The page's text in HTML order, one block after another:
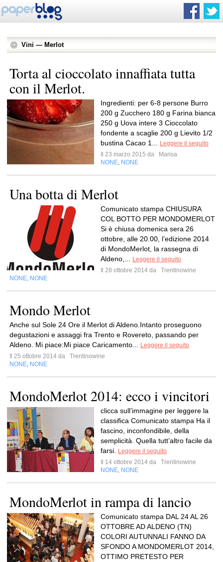
Vini — Merlot
Torta al cioccolato innaffiata tutta
con il Merlot.
Ingredienti: per 6-8 persone Burro
200 g Zucchero 180 g Farina bianca
250 g Uova intere 3 Cioccolato
fondente a scaglie 200 g Lievito 1/2
bustina Cacao 1...
Leggere il seguito
Il 23 marzo 2015 da
Marisa
NONE NONE
Una botta di Merlot
Comunicato stampa CHIUSURA
COL BOTTO PER MONDOMERLOT
Si è chiusa domenica sera 26
ottobre, alle 20.00, l’edizione 2014
di MondoMerlot, la rassegna di
Aldeno,...
Leggere il seguito
Il 28 ottobre 2014 da
Trentinowine
NONE NONE
Mondo Merlot
Anche sul Sole 24 Ore il Merlot di Aldeno.Intanto proseguono
degustazioni e assaggi fra Trento e Rovereto, passando per
Aldeno. Mi piace:Mi piace Caricamento...
Leggere il seguito
Il 25 ottobre 2014 da
Trentinowine
NONE NONE
MondoMerlot 2014: ecco i vincitori
clicca sull’immagine per leggere la
classifica Comunicato stampa Ha il
fascino, inconfondibile, della
semplicità. Quella tutt’altro facile da
farsi.
Leggere il seguito
Il 14 ottobre 2014 da
Trentinowine
NONE NONE
MondoMerlot in rampa di lancio
Comunicato stampa DAL 24 AL 26
OTTOBRE AD ALDENO (TN)
COLORI AUTUNNALI FANNO DA
SFONDO A MONDOMERLOT 2014,
OTTIMO PRETESTO PER